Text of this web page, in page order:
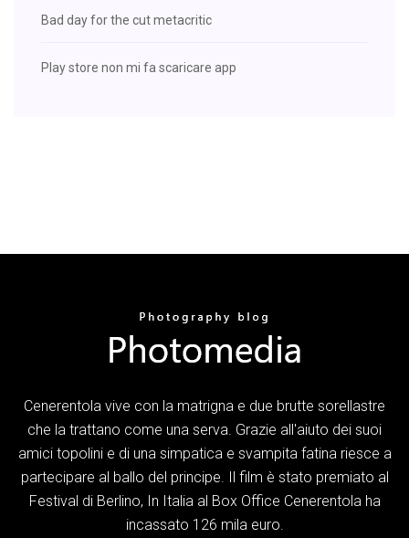
Bad day for the cut metacritic
Play store non mi fa scaricare app
Cenerentola vive con la matrigna e due brutte sorellastre
che la trattano come una serva. Grazie all'aiuto dei suoi
amici topolini e di una simpatica e svampita fatina riesce a
partecipare al ballo del principe. Il film è stato premiato al
Festival di Berlino, In Italia al Box Office Cenerentola ha
incassato 126 mila euro.